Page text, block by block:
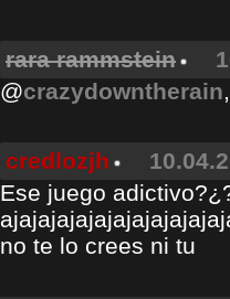
rara rammstein
@crazydowntherain
credlozjh
Ese juego
no te lo crees ni tu